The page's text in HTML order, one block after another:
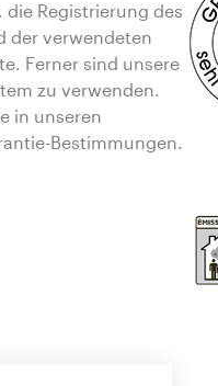
die Registrierung des
der verwendeten
Ferner sind unsere
zu verwenden.
in unseren
Bestimmungen.